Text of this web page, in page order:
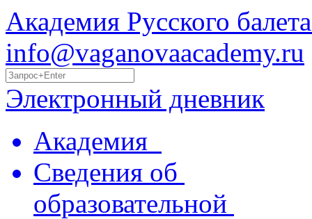
Академия Русского
info@vaganovaacademy.ru
Электронный дневник
Академия
Сведения об
образовательной